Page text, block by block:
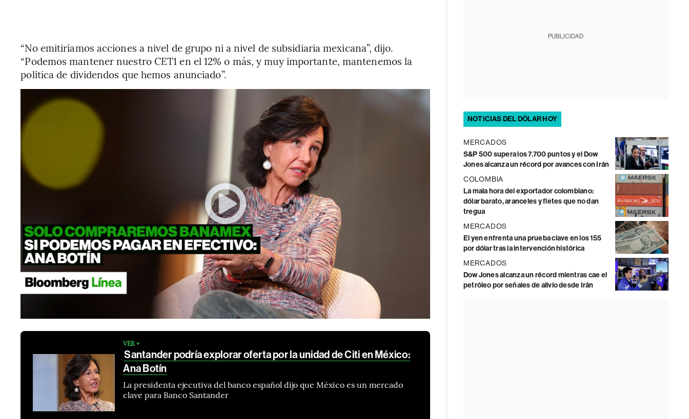
“No emitiríamos acciones a nivel de grupo ni a nivel de subsidiaria mexicana”, dijo.
“Podemos mantener nuestro CET1 en el 12% o más, y muy importante, mantenemos la
política de dividendos que hemos anunciado”.
VER +
Santander podría explorar oferta por la unidad de Citi en México:
Ana Botín
La presidenta ejecutiva del banco español dijo que México es un mercado
clave para Banco Santander
PUBLICIDAD
NOTICIAS DEL DÓLAR HOY
MERCADOS
S&P 500 supera los 7.700 puntos y el Dow
Jones alcanza un récord por avances con Irán
COLOMBIA
La mala hora del exportador colombiano:
dólar barato, aranceles y fletes que no dan
tregua
MERCADOS
El yen enfrenta una prueba clave en los 155
por dólar tras la intervención histórica
MERCADOS
Dow Jones alcanza un récord mientras cae el
petróleo por señales de alivio desde Irán